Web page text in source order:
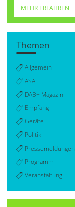
MEHR ERFAHREN
Themen
Allgemein
ASA
DAB+ Magazin
Empfang
Geräte
Politik
Pressemeldungen
Programm
Veranstaltung